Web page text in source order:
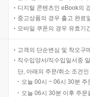
디지털 콘텐츠인 eBook의
중고상품의 경우 출고 완료
모바일 쿠폰의 경우 유효기
고객의 단순변심 및 착오구
직수입양서/직수입일서중
단, 아래의 주문/취소 조건
오늘 00시 ~ 06시 30분
오늘 06시 30분 이후 주